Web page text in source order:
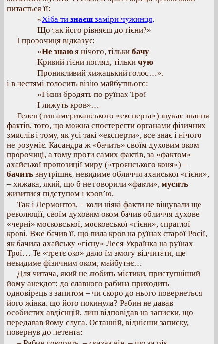
питається її:
«Хіба ти знаєш заміри чужинця,
Що так його рівняєш до гієни?»
І пророчиця відказує:
«Не знаю я нічого, тільки бачу
Кривий гієни погляд, тільки чую
Проникливий хижацький голос…»,
і в нестямі голосить візію майбутнього:
«Гієни бродять по руїнах Трої
І лижуть кров»…
Гелен (тип американського «експерта») шукає знання
фактів, того, що можна спостерегти органами фізичних
змислів і тому, як усі такі «експерти», все знає і нічого
не розуміє. Касандра ж «бачить» своїм духовим оком
пророчиці, а тому проти самих фактів, за «фактом»
ахайської пропозиції миру («троянського коня») –
бачить внутрішнє, невидиме обличчя ахайської «гієни»,
– хижака, який, що б не говорили «факти», мусить
живитися підступом і кров’ю.
Так і Лермонтов, – коли ніякі факти не віщували ще
революції, своїм духовим оком бачив обличчя духове
«черні» московської, московської «гієни», спраглої
крові. Вже бачив її, що пила кров на руїнах старої Росії,
як бачила ахайську «гієну» Леся Українка на руїнах
Трої… Те «третє око» дало їм змогу відчитати, ще
невидиме фізичним оком, майбутнє…
Для читача, який не любить містики, приступніший
йому анекдот: до славного рабина приходить
одновірець з запитом – чи скоро до нього повернеться
його жінка, що його покинула? Рабин не давав
особистих авдієнцій, лиш відповідав на записки, що
передавав йому слуга. Останній, віднісши записку,
повернув до петента: